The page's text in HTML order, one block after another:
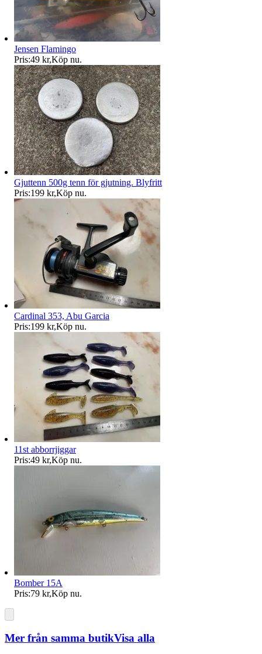
Jensen Flamingo
Pris:49 kr,Köp nu.
Gjuttenn 500g tenn för gjutning. Blyfritt
Pris:199 kr,Köp nu.
Cardinal 353, Abu Garcia
Pris:199 kr,Köp nu.
11st abborrjiggar
Pris:49 kr,Köp nu.
Bomber 15A
Pris:79 kr,Köp nu.
Mer från samma butikVisa alla